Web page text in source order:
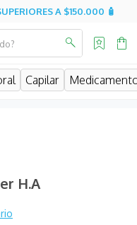
A $150.000 🧴
Capilar
H.A